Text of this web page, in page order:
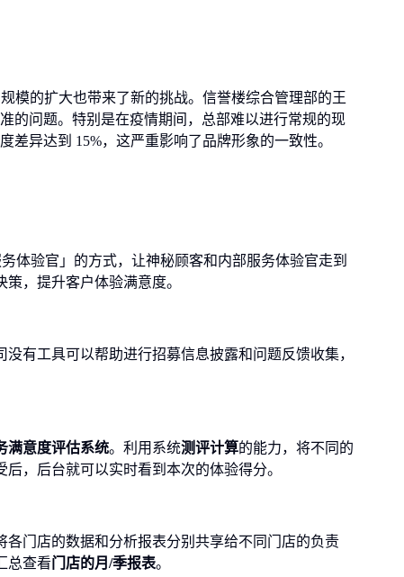
模的扩大也带来了新的挑战。信誉楼综合管理部的王
的问题。特别是在疫情期间，总部难以进行常规的现
异达到 15%，这严重影响了品牌形象的一致性。
体验官」的方式，让神秘顾客和内部服务体验官走到
，提升客户体验满意度。
有工具可以帮助进行招募信息披露和问题反馈收集，
满意度评估系统。利用系统测评计算的能力，将不同的
，后台就可以实时看到本次的体验得分。
门店的数据和分析报表分别共享给不同门店的负责
总查看门店的月/季报表。